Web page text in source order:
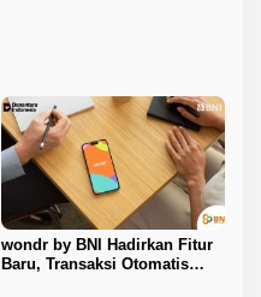
wondr by BNI Hadirkan Fitur
Baru, Transaksi Otomatis